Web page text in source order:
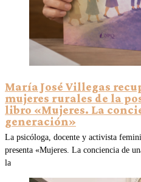
María José Villegas
mujeres rurales de la
libro «Mujeres. La
generación»
La psicóloga, docente y activista
presenta «Mujeres. La conciencia de
la